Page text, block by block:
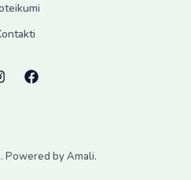
Powered by Amali.